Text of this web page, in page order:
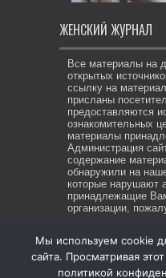
ЖЕНСКИЙ ЖУРНАЛ
Все материалы на
открытых
ссылку на
присланы
предоставляются
ознакомительных
материалы
Администрация
содержание
обнаружили на
которые нарушают
принадлежащие
организации,
© Copyright 2026, All
Мы используем cookie
сайта. Просматривая
политикой